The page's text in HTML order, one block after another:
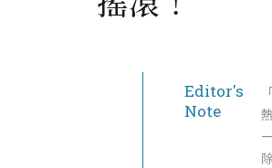
Editor's
Note